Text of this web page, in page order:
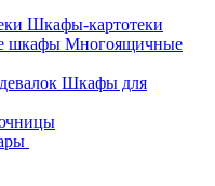
Шкафы-картотеки
Многоящичные
Шкафы для